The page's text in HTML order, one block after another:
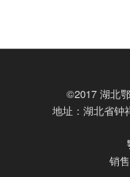
©2017 湖北
地址：湖北省钟
销